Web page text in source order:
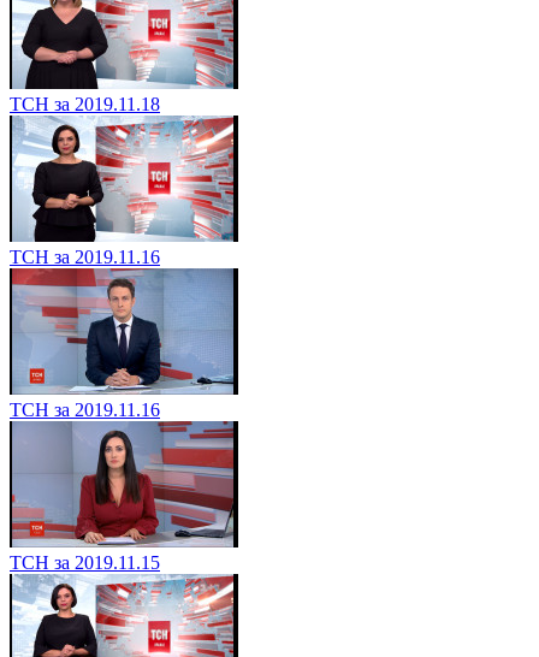
ТСН за 2019.11.18
ТСН за 2019.11.16
ТСН за 2019.11.16
ТСН за 2019.11.15